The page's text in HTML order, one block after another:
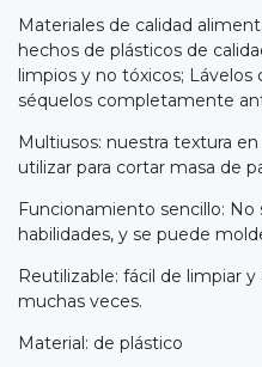
Materiales de calidad
hechos de plásticos de
limpios y no tóxicos;
séquelos completamente
Multiusos: nuestra textura
utilizar para cortar masa de
Funcionamiento sencillo: No
habilidades, y se puede
Reutilizable: fácil de limpiar
muchas veces.
Material: de plástico